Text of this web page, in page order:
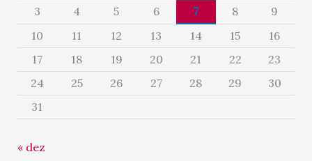
3
4 5 6 7 8
9
10
11 12 13 14 15
16
17
18 19 20 21 22
23
24
25 26 27 28 29
30
31
« dez